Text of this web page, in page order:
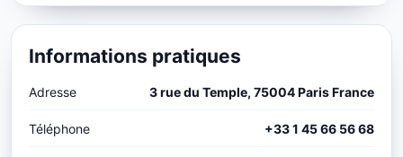
Informations pratiques
Adresse 3 rue du Temple, 75004 Paris France
Téléphone +33 1 45 66 56 68